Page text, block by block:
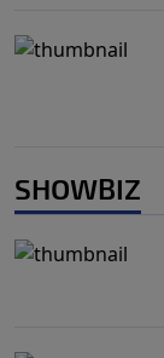
SHOWBIZ